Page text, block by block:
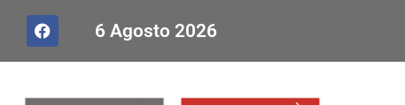
6 Agosto 2026